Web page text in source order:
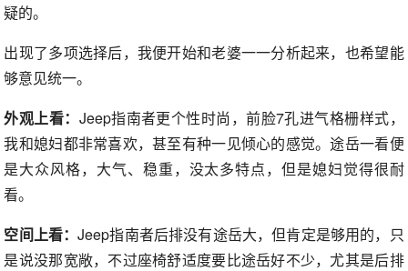
疑的。
出现了多项选择后，我便开始和老婆一一分析起来，也希望能
够意见统一。
外观上看： Jeep指南者更个性时尚，前脸7孔进气格栅样式，
我和媳妇都非常喜欢，甚至有种一见倾心的感觉。途岳一看便
是大众风格，大气、稳重，没太多特点，但是媳妇觉得很耐
看。
空间上看：Jeep指南者后排没有途岳大，但肯定是够用的，只
是说没那宽敞，不过座椅舒适度要比途岳好不少，尤其是后排